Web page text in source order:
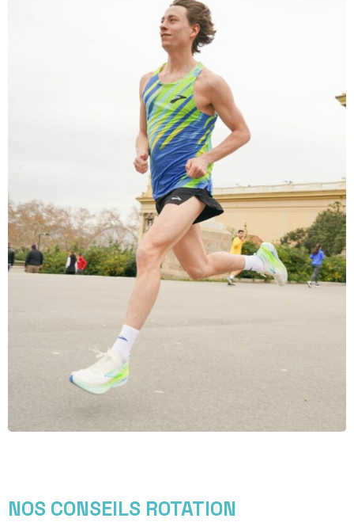
NOS CONSEILS ROTATION